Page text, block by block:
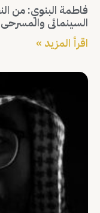
فاطمة البنوي: من
السينمائي والمسرحي
اقرأ المزيد »